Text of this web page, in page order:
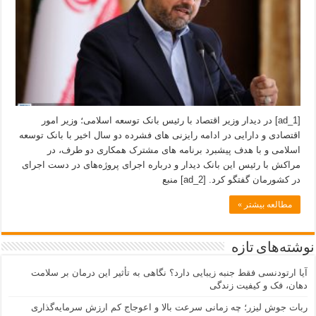
[ad_1] در دیدار وزیر اقتصاد با رئیس بانک توسعه اسلامی؛ وزیر امور
اقتصادی و دارایی در ادامه رایزنی های فشرده دو سال اخیر با بانک توسعه
اسلامی و با هدف پیشبرد برنامه های مشترک همکاری دو طرف، در
مراکش با رئیس این بانک دیدار و درباره اجرای پروژه‌های در دست اجرای
در کشورمان گفتگو کرد. [ad_2] منبع
مطالعه بیشتر »
نوشته‌های تازه
آیا ارتودنسی فقط جنبه زیبایی دارد؟ نگاهی به تأثیر این درمان بر سلامت
دهان، فک و کیفیت زندگی
ربات جوش لیزر؛ چه زمانی سرعت بالا و اعوجاج کم ارزش سرمایه‌گذاری